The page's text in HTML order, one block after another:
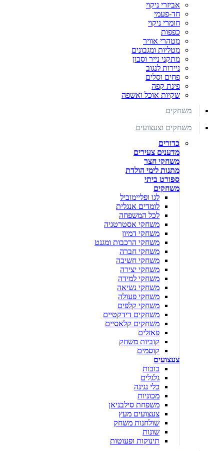
אביזרי ניקוי
חד-פעמי
חומרי ניקוי
כפפות
מטהרי אוויר
מטליות ומגבונים
מתקני נייר וסבון
ניירות לנגוב
פחים וסלים
פינת קפה
שקיות אוכל ואשפה
משחקים
משחקים וצעצועים
כדורים
מדענים צעירים
משחקי חצר
מתנות לימי הולדת
ספורט ביתי
משחקים
לגו ופליימוביל
לומדים אנגלית
לכל המשפחה
משחקי אסטרטגיה
משחקי דמיון
משחקי הרכבות ומגנט
משחקי חברה
משחקי חשיבה
משחקי יצירה
משחקי למידה
משחקי נשיאה
משחקי פעולה
משחקי קלפים
משחקים דידקטיים
משחקים קלאסיים
פאזלים
קוביות משחק
קוסמים
צעצועים
בובות
גלגלים
כלי נגינה
מכוניות
משפחת סילבניאן
צעצועים מעץ
שולחנות משחק
שונות
תינוקות ופעוטות